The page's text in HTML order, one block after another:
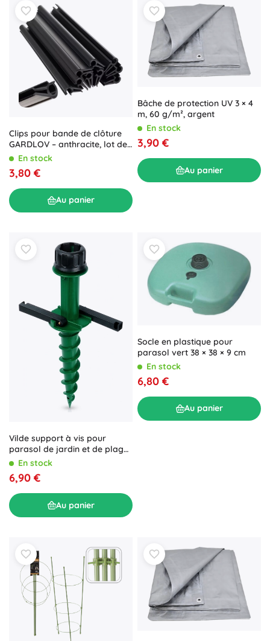
Clips pour bande de clôture
GARDLOV – anthracite, lot de
10 pièces
En stock
3,80 €
Au panier
Bâche de protection UV 3 × 4
m, 60 g/m², argent
En stock
3,90 €
Au panier
Vilde support à vis pour
parasol de jardin et de plage
44 cm
En stock
6,90 €
Au panier
Socle en plastique pour
parasol vert 38 × 38 × 9 cm
En stock
6,80 €
Au panier